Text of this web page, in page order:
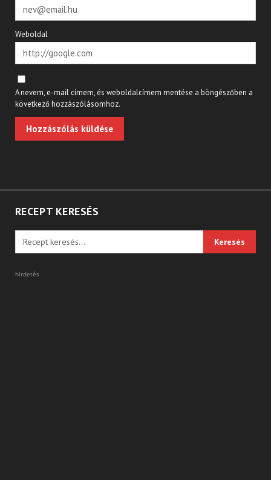
Weboldal
A nevem, e-mail címem, és weboldalcímem mentése a böngészőben a
következő hozzászólásomhoz.
RECEPT KERESÉS
hirdetés